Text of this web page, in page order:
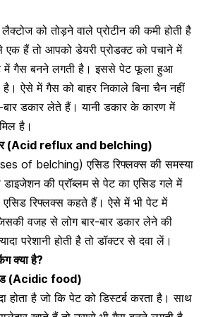
को तोड़ने वाले प्रोटीन की कमी होती है
एक हैं तो आपकोडेयरी प्रोडक्ट को पचाने में
में गैस बनने लगती है। इससेपेट फूला हुआ
है। ऐसे में गैस को बाहर निकाले बिना चैन नहीं
-बार डकार लेते हैं। यानी डकार के कारण में
है।
(Acid reflux and belching)
of belching) एसिड रिफ्लक्स की समस्या
डाइजेशन की प्रॉब्लम सेपेट का एसिड गले में
रिफ्लक्स कहते हैं। ऐसे में भीपेट में
वजह से लोग बार-बार डकार लेने की
परेशानी होती है तो डॉक्टर से दवा लें।
क्या है?
(Acidic food)
होता है जो कि पेट को डिस्टर्ब करता है। साथ